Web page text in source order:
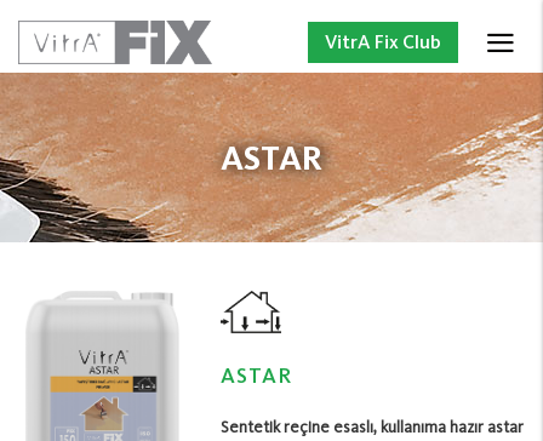
VitrA Fix Club
ASTAR
ASTAR
Sentetik reçine esaslı, kullanıma hazır astar